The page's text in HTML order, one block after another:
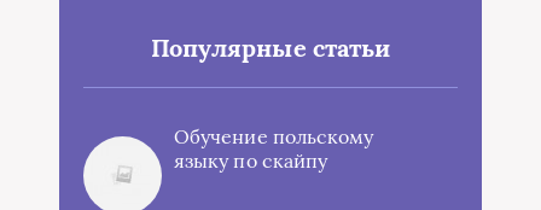
Популярные статьи
Обучение польскому
языку по скайпу